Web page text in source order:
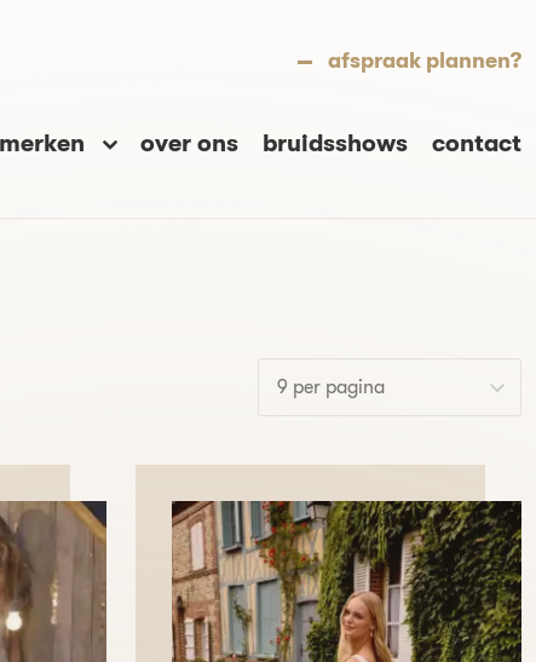
afspraak plannen?
merken over ons bruidsshows contact